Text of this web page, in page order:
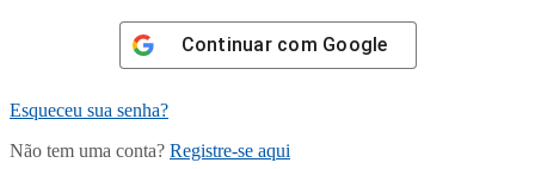
Continuar com Google
Esqueceu sua senha?
Não tem uma conta? Registre-se aqui